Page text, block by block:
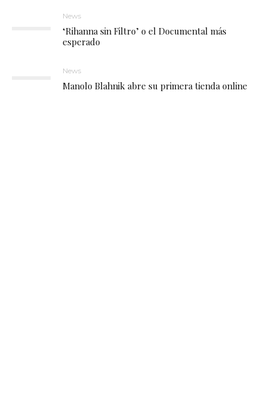
News
‘Rihanna sin Filtro’ o el Documental más
esperado
News
Manolo Blahnik abre su primera tienda online